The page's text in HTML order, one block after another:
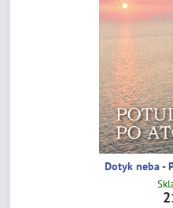
Dotyk neba -